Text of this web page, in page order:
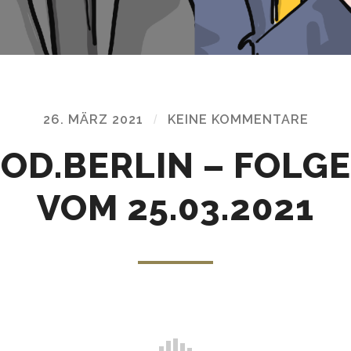
26. MÄRZ 2021 / KEINE KOMMENTARE
–
VOM 25.03.2021